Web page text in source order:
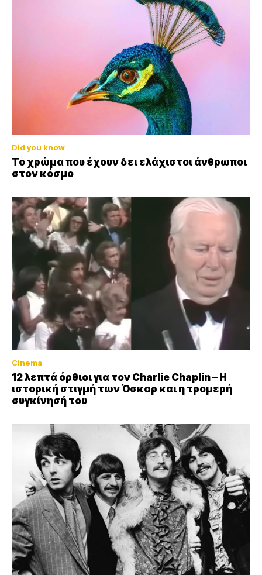
Did you know
Το χρώμα που έχουν δει ελάχιστοι άνθρωποι
στον κόσμο
Cinema
12 λεπτά όρθιοι για τον Charlie Chaplin – Η
ιστορική στιγμή των Όσκαρ και η τρομερή
συγκίνησή του